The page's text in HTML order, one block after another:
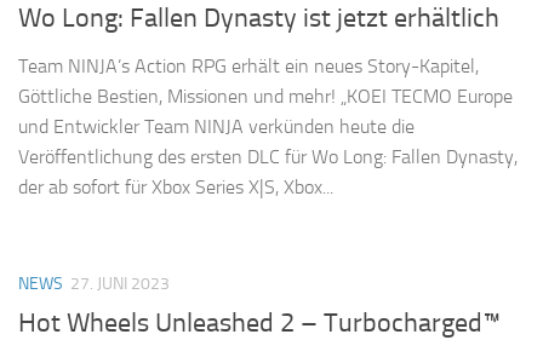
Wo Long: Fallen Dynasty ist jetzt erhältlich
Team NINJA’s Action RPG erhält ein neues Story-Kapitel,
Göttliche Bestien, Missionen und mehr! „KOEI TECMO Europe
und Entwickler Team NINJA verkünden heute die
Veröffentlichung des ersten DLC für Wo Long: Fallen Dynasty,
der ab sofort für Xbox Series X|S, Xbox...
NEWS 27. JUNI 2023
Hot Wheels Unleashed 2 – Turbocharged™